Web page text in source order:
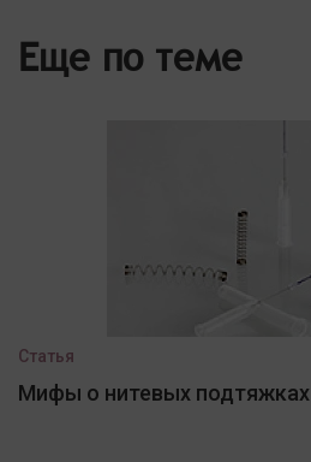
Еще по теме
Статья
Мифы о нитевых подтяжках